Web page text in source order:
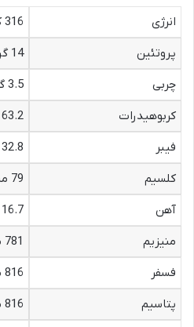
انرژی
316 کیلوکالری
پروتئین
14 گرم
چربی
3.5 گرم
کربوهیدرات
63.2 گرم
فیبر
32.8 گرم
کلسیم
79 میلی‌گرم
آهن
16.7 میلی‌گرم
منیزیم
781 میلی‌گرم
فسفر
816 میلی‌گرم
پتاسیم
816 میلی‌گرم